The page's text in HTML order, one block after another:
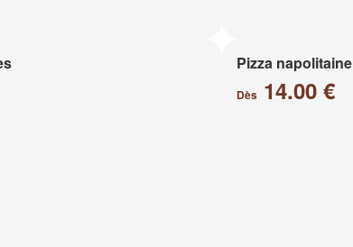
Pizza napolitaine
Dès 14.00 €